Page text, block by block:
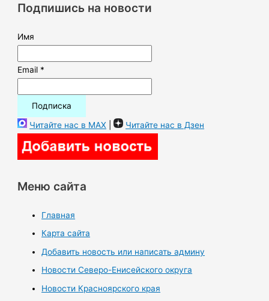
:Подпишись на новости
Имя
Email *
Читайте нас в MAX | Читайте нас в Дзен
Меню сайта
Главная
Карта сайта
Добавить новость или написать админу
Новости Северо-Енисейского округа
Новости Красноярского края